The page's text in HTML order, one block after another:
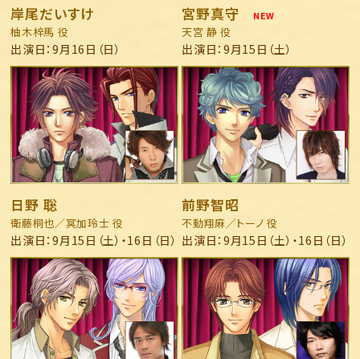
岸尾だいすけ
柚木梓馬 役
出演日：9月16日（日）
宮野真守 NEW
天宮 静 役
出演日：9月15日（土）
日野 聡
衛藤桐也／冥加玲士 役
出演日：9月15日（土）・16日（日）
前野智昭
不動翔麻／トーノ 役
出演日：9月15日（土）・16日（日）